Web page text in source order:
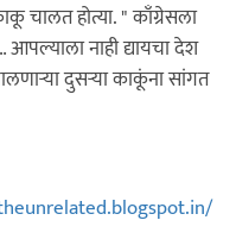
चालत होत्या. " काँग्रेसला
नाही द्यायचा देश
दुसऱ्या काकूंना सांगत